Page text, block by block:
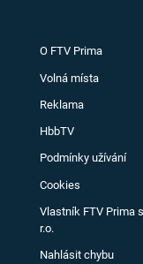
O FTV Prima
Volná místa
Reklama
HbbTV
Podmínky užívání
Cookies
Vlastník FTV Prima
r.o.
Nahlásit chybu